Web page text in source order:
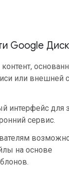
Google
или внешней
интерфейс для
сервис.
на основе